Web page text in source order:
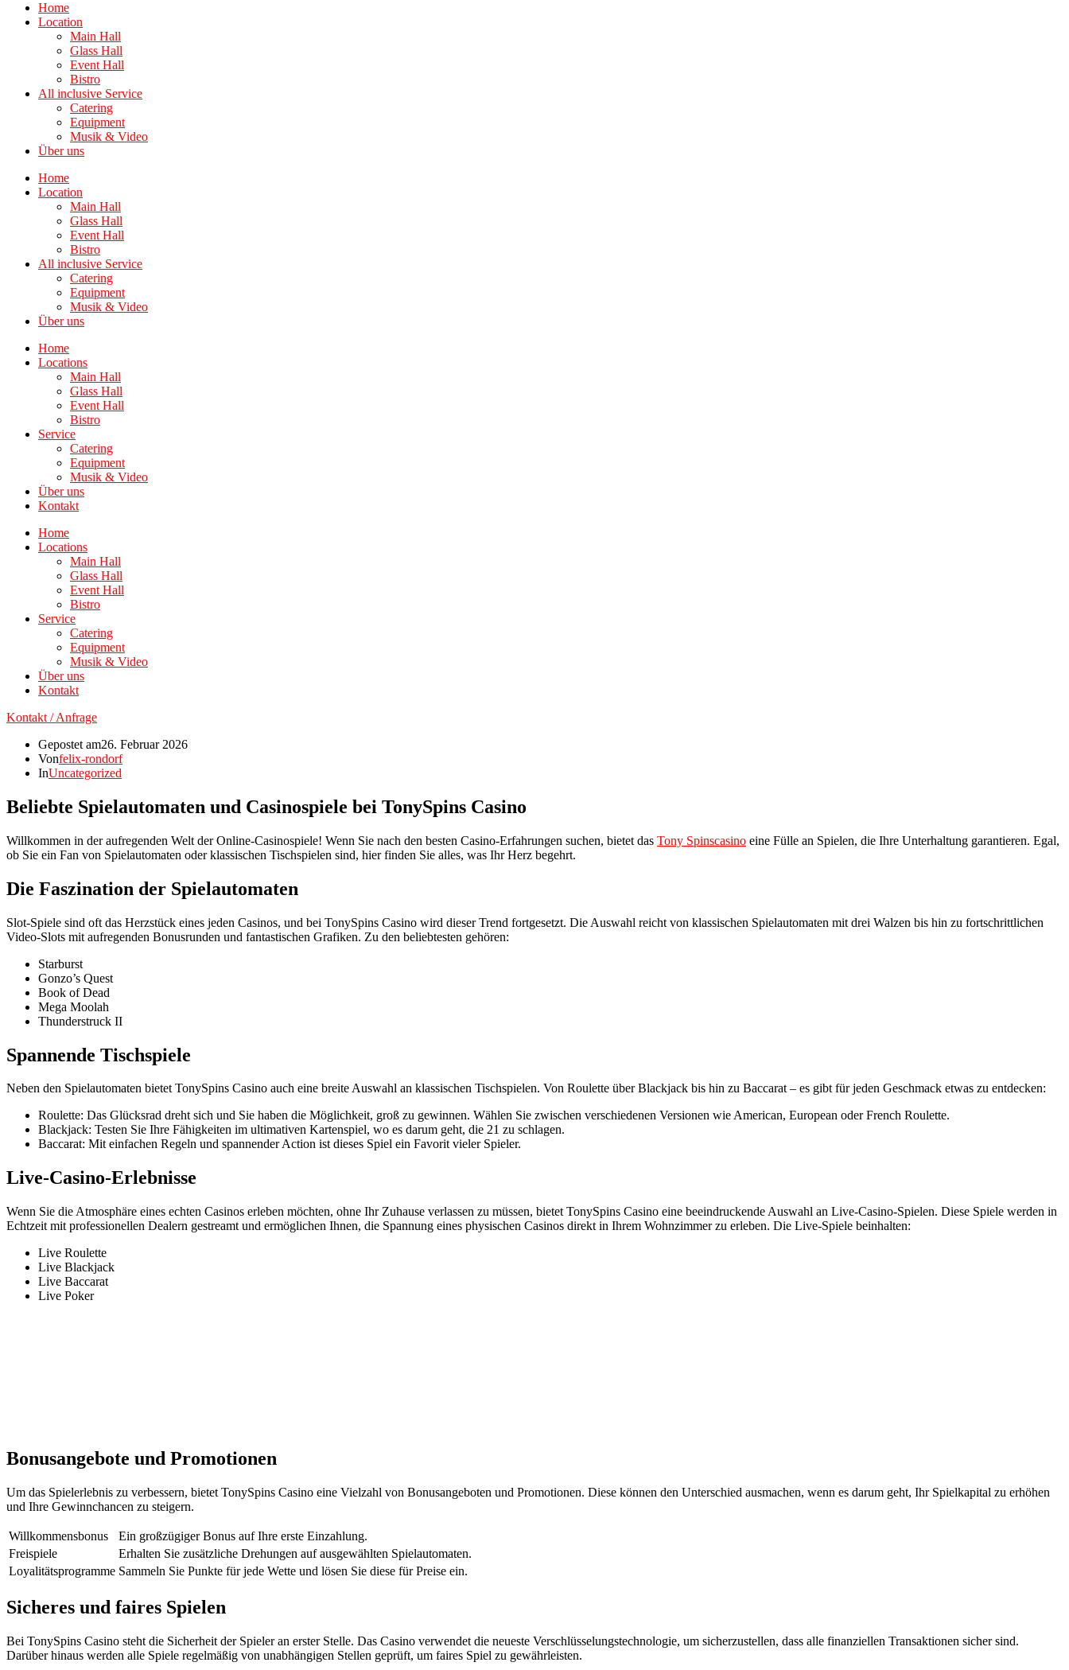
Home
Location
Main Hall
Glass Hall
Event Hall
Bistro
All inclusive Service
Catering
Equipment
Musik & Video
Über uns
Home
Location
Main Hall
Glass Hall
Event Hall
Bistro
All inclusive Service
Catering
Equipment
Musik & Video
Über uns
Home
Locations
Main Hall
Glass Hall
Event Hall
Bistro
Service
Catering
Equipment
Musik & Video
Über uns
Kontakt
Home
Locations
Main Hall
Glass Hall
Event Hall
Bistro
Service
Catering
Equipment
Musik & Video
Über uns
Kontakt
Kontakt / Anfrage
Gepostet am26. Februar 2026
Vonfelix-rondorf
InUncategorized
Beliebte Spielautomaten und Casinospiele bei TonySpins Casino
Willkommen in der aufregenden Welt der Online-Casinospiele! Wenn Sie nach den besten Casino-Erfahrungen suchen, bietet das Tony Spinscasino eine Fülle an Spielen, die Ihre Unterhaltung garantieren. Egal,
ob Sie ein Fan von Spielautomaten oder klassischen Tischspielen sind, hier finden Sie alles, was Ihr Herz begehrt.
Die Faszination der Spielautomaten
Slot-Spiele sind oft das Herzstück eines jeden Casinos, und bei TonySpins Casino wird dieser Trend fortgesetzt. Die Auswahl reicht von klassischen Spielautomaten mit drei Walzen bis hin zu fortschrittlichen
Video-Slots mit aufregenden Bonusrunden und fantastischen Grafiken. Zu den beliebtesten gehören:
Starburst
Gonzo’s Quest
Book of Dead
Mega Moolah
Thunderstruck II
Spannende Tischspiele
Neben den Spielautomaten bietet TonySpins Casino auch eine breite Auswahl an klassischen Tischspielen. Von Roulette über Blackjack bis hin zu Baccarat – es gibt für jeden Geschmack etwas zu entdecken:
Roulette: Das Glücksrad dreht sich und Sie haben die Möglichkeit, groß zu gewinnen. Wählen Sie zwischen verschiedenen Versionen wie American, European oder French Roulette.
Blackjack: Testen Sie Ihre Fähigkeiten im ultimativen Kartenspiel, wo es darum geht, die 21 zu schlagen.
Baccarat: Mit einfachen Regeln und spannender Action ist dieses Spiel ein Favorit vieler Spieler.
Live-Casino-Erlebnisse
Wenn Sie die Atmosphäre eines echten Casinos erleben möchten, ohne Ihr Zuhause verlassen zu müssen, bietet TonySpins Casino eine beeindruckende Auswahl an Live-Casino-Spielen. Diese Spiele werden in
Echtzeit mit professionellen Dealern gestreamt und ermöglichen Ihnen, die Spannung eines physischen Casinos direkt in Ihrem Wohnzimmer zu erleben. Die Live-Spiele beinhalten:
Live Roulette
Live Blackjack
Live Baccarat
Live Poker
Bonusangebote und Promotionen
Um das Spielerlebnis zu verbessern, bietet TonySpins Casino eine Vielzahl von Bonusangeboten und Promotionen. Diese können den Unterschied ausmachen, wenn es darum geht, Ihr Spielkapital zu erhöhen
und Ihre Gewinnchancen zu steigern.
Willkommensbonus
Ein großzügiger Bonus auf Ihre erste Einzahlung.
Freispiele
Erhalten Sie zusätzliche Drehungen auf ausgewählten Spielautomaten.
Loyalitätsprogramme Sammeln Sie Punkte für jede Wette und lösen Sie diese für Preise ein.
Sicheres und faires Spielen
Bei TonySpins Casino steht die Sicherheit der Spieler an erster Stelle. Das Casino verwendet die neueste Verschlüsselungstechnologie, um sicherzustellen, dass alle finanziellen Transaktionen sicher sind.
Darüber hinaus werden alle Spiele regelmäßig von unabhängigen Stellen geprüft, um faires Spiel zu gewährleisten.